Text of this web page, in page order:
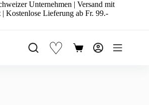
Unternehmen | Versand mit
| Kostenlose Lieferung ab Fr. 99.-
♡ Warenkorb